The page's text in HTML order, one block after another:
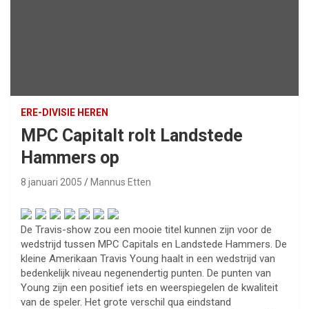
ERE-DIVISIE HEREN
MPC Capitalt rolt Landstede
Hammers op
8 januari 2005 Mannus Etten
De Travis-show zou een mooie titel kunnen zijn voor de
wedstrijd tussen MPC Capitals en Landstede Hammers. De
kleine Amerikaan Travis Young haalt in een wedstrijd van
bedenkelijk niveau negenendertig punten. De punten van
Young zijn een positief iets en weerspiegelen de kwaliteit
van de speler. Het grote verschil qua eindstand